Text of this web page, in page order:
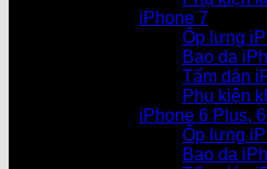
iPhone 7
Ốp lưng
Bao da
Tấm dán
Phụ kiện
iPhone 6 Plus,
Ốp lưng
Bao da